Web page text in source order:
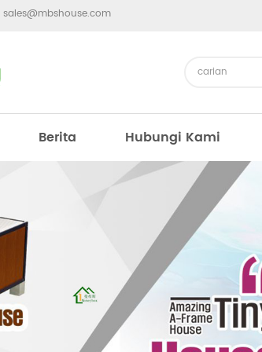
sales@mbshouse.com
Berita Hubungi Kami